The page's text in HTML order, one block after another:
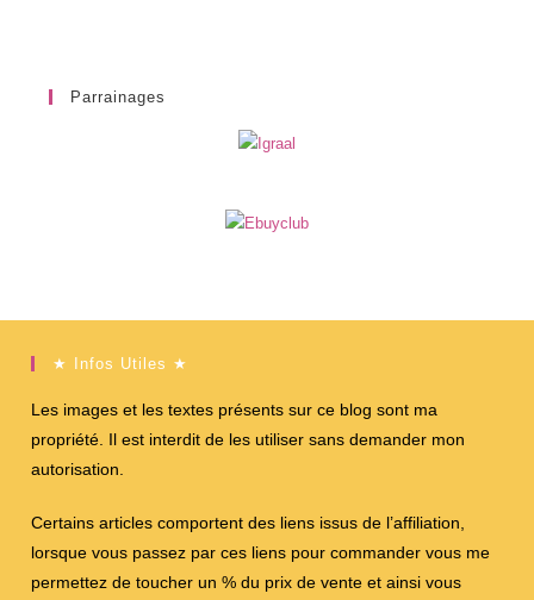
Parrainages
★ Infos Utiles ★
Les images et les textes présents sur ce blog sont ma
propriété. Il est interdit de les utiliser sans demander mon
autorisation.
Certains articles comportent des liens issus de l’affiliation,
lorsque vous passez par ces liens pour commander vous me
permettez de toucher un % du prix de vente et ainsi vous